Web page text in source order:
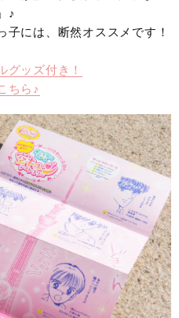
♪
には、断然オススメです！
グッズ付き！
ちら♪